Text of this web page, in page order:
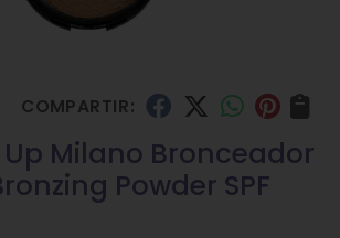
COMPARTIR:
Up Milano Bronceador
Powder SPF